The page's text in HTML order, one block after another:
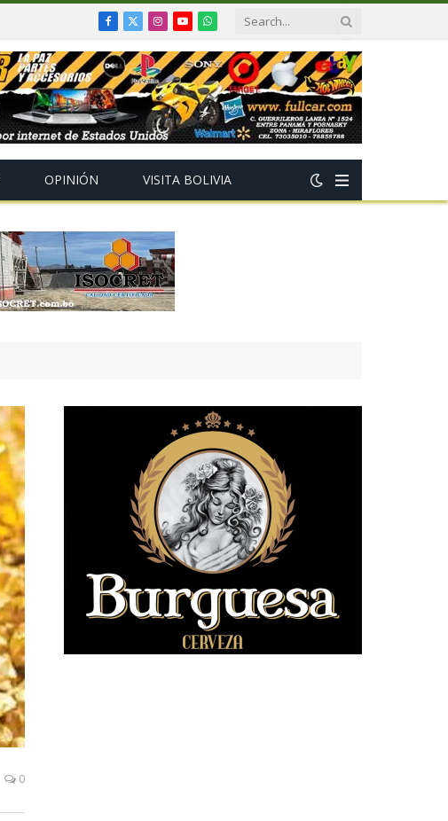
Facebook
X
(Twitter)
Instagram
YouTubeWhatsApp
OPINIÓN VISITA BOLIVIA
0